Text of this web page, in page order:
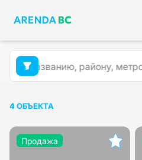
4 ОБЪЕКТА
Продажа